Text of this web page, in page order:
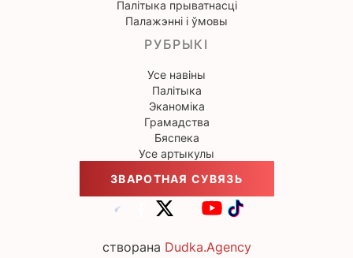
Палітыка прыватнасці
Палажэнні і ўмовы
РУБРЫКІ
Усе навіны
Палітыка
Эканоміка
Грамадства
Бяспека
Усе артыкулы
ЗВАРОТНАЯ СУВЯЗЬ
створана Dudka.Agency